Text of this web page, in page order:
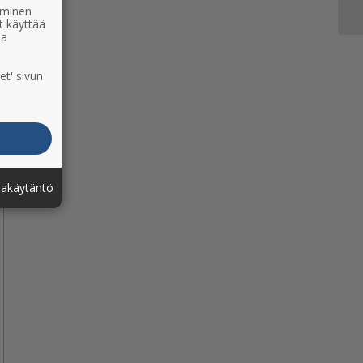
käyttää
sivun